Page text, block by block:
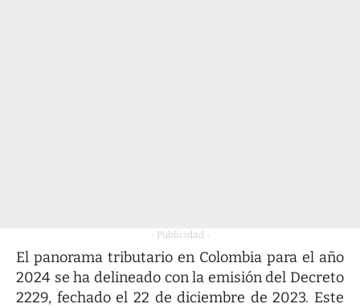
- Publicidad -
El panorama tributario en Colombia para el año
2024 se ha delineado con la emisión del Decreto
2229, fechado el 22 de diciembre de 2023. Este